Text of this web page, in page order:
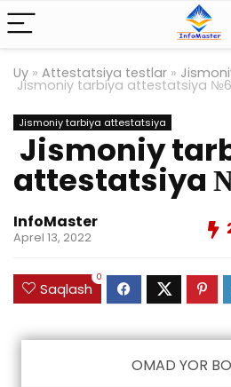
Uy » Attestatsiya testlar »
Jismoniy tarbiya attestatsiya №6
Jismoniy tarbiya attestatsiya
Jismoniy
attestatsiya
InfoMaster
Aprel 13, 2022
Saqlash
0
OMAD YOR